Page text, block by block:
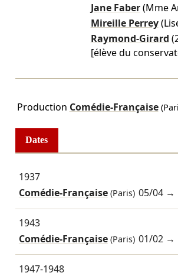
Jane Faber (Mme
Mireille Perrey
Raymond-Girard
[élève du
Production Comédie-Française
Dates
1937
Comédie-Française(Paris) 05/04 →
1943
Comédie-Française(Paris) 01/02 →
1947-1948